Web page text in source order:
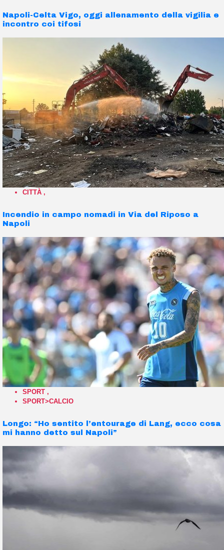
Napoli-Celta Vigo, oggi allenamento della vigilia e
incontro coi tifosi
CITTÀ ,
Incendio in campo nomadi in Via del Riposo a
Napoli
SPORT ,
SPORT>CALCIO
Longo: “Ho sentito l’entourage di Lang, ecco cosa
mi hanno detto sul Napoli”